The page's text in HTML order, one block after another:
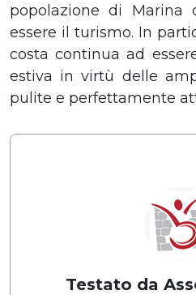
popolazione di Marina
essere il turismo. In
costa continua ad
estiva in virtù delle
pulite e perfettamente
Testato da